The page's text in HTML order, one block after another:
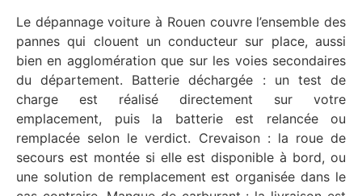
Le dépannage voiture à Rouen couvre l’ensemble des
pannes qui clouent un conducteur sur place, aussi
bien en agglomération que sur les voies secondaires
du département. Batterie déchargée : un test de
charge est réalisé directement sur votre
emplacement, puis la batterie est relancée ou
remplacée selon le verdict. Crevaison : la roue de
secours est montée si elle est disponible à bord, ou
une solution de remplacement est organisée dans le